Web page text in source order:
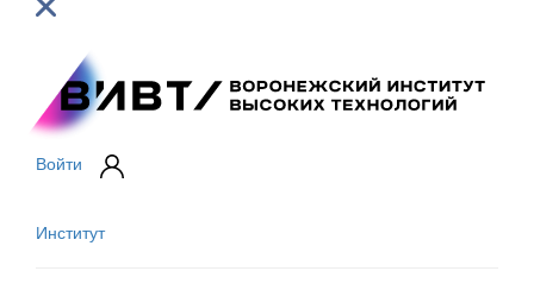
Войти
Институт